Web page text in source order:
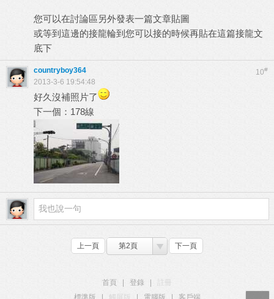
您可以在討論區另外發表一篇文章貼圖
或等到這邊的接龍輪到您可以接的時候再貼在這篇接龍文
底下
10#
countryboy364
2013-3-6 19:54:48
好久沒補照片了
下一個：178線
上一頁 第2頁 下一頁
首頁 登錄
標準版
觸屏版 電腦版 客戶端